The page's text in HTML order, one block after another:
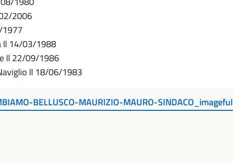
2006
1977
Il 14/03/1988
Il 22/09/1986
Il 18/06/1983
BELLUSCO-MAURIZIO-MAURO-